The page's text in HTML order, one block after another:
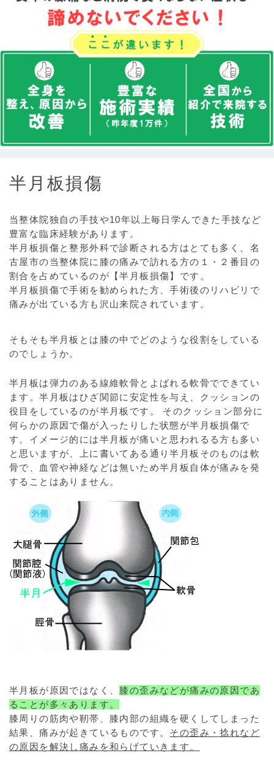
半月板損傷
当整体院独自の手技や10年以上毎日学んできた手技など
豊富な臨床経験があります。
半月板損傷と整形外科で診断される方はとても多く、名
古屋市の当整体院に膝の痛みで訪れる方の１・２番目の
割合を占めているのが【半月板損傷】です。
半月板損傷で手術を勧められた方、手術後のリハビリで
痛みが出ている方も沢山来院されています。
そもそも半月板とは膝の中でどのような役割をしている
のでしょうか。
半月板は弾力のある線維軟骨とよばれる軟骨でできてい
ます。半月板はひざ関節に安定性を与え、クッションの
役目をしているのが半月板です。 そのクッション部分に
何らかの原因で傷が入ったりした状態が半月板損傷で
す。イメージ的には半月板が痛いと思われるる方も多い
と思いますが、上に書いてある通り半月板そのものは軟
骨で、血管や神経などは無いため半月板自体が痛みを発
することはありません。
半月板が原因ではなく、 膝の歪みなどが痛みの原因であ
ることが多々あります。
膝周りの筋肉や靭帯、膝内部の組織を硬くしてしまった
結果、痛みが起きているものです。 その歪み・捻れなど
の原因を解決し痛みを和らげていきます。